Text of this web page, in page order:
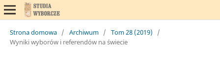
Strona domowa / Archiwum / Tom 28 (2019)
/
Wyniki wyborów i referendów na świecie